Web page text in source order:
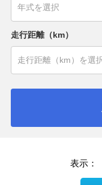
走行距離（km）
表示：